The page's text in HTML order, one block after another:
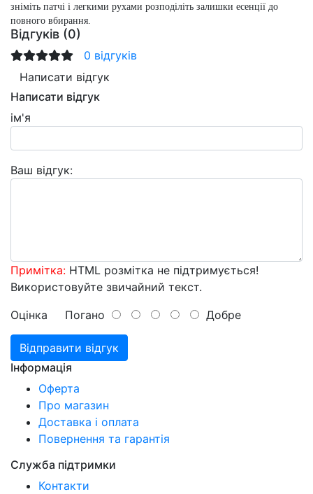
зніміть патчі і легкими рухами розподіліть залишки есенції до
повного вбирання.
Відгуків (0)
0 відгуків
Написати відгук
Написати відгук
ім'я
Ваш відгук:
Примітка: HTML розмітка не підтримується!
Використовуйте звичайний текст.
Оцінка Погано Добре
Відправити відгук
Інформація
Оферта
Про магазин
Доставка і оплата
Повернення та гарантія
Служба підтримки
Контакти